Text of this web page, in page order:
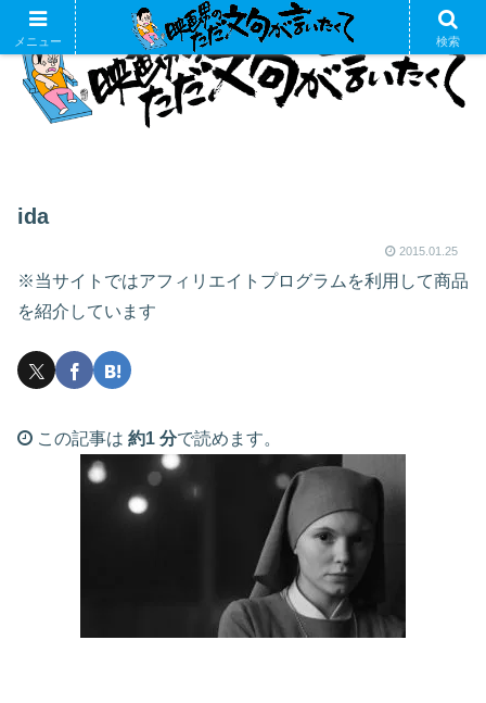
ida
2015.01.25
※当サイトではアフィリエイトプログラムを利用して商品
を紹介しています
この記事は 約1 分で読めます。
メニュー 検索